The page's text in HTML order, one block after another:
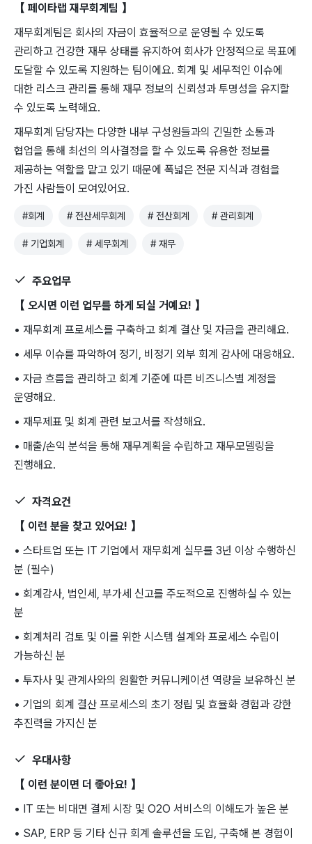
【 페이타랩 재무회계팀 】
재무회계팀은 회사의 자금이 효율적으로 운영될 수 있도록
관리하고 건강한 재무 상태를 유지하여 회사가 안정적으로 목표에
도달할 수 있도록 지원하는 팀이에요. 회계 및 세무적인 이슈에
대한 리스크 관리를 통해 재무 정보의 신뢰성과 투명성을 유지할
수 있도록 노력해요.
재무회계 담당자는 다양한 내부 구성원들과의 긴밀한 소통과
협업을 통해 최선의 의사결정을 할 수 있도록 유용한 정보를
제공하는 역할을 맡고 있기 때문에 폭넓은 전문 지식과 경험을
가진 사람들이 모여있어요.
#회계 #전산세무회계 #전산회계 #관리회계
#기업회계 #세무회계 #재무
주요업무
【 오시면 이런 업무를 하게 되실 거예요! 】
• 재무회계 프로세스를 구축하고 회계 결산 및 자금을 관리해요.
• 세무 이슈를 파악하여 정기, 비정기 외부 회계 감사에 대응해요.
• 자금 흐름을 관리하고 회계 기준에 따른 비즈니스별 계정을
운영해요.
• 재무제표 및 회계 관련 보고서를 작성해요.
• 매출/손익 분석을 통해 재무계획을 수립하고 재무모델링을
진행해요.
자격요건
【 이런 분을 찾고 있어요! 】
• 스타트업 또는 IT 기업에서 재무회계 실무를 3년 이상 수행하신
분 (필수)
• 회계감사, 법인세, 부가세 신고를 주도적으로 진행하실 수 있는
분
• 회계처리 검토 및 이를 위한 시스템 설계와 프로세스 수립이
가능하신 분
• 투자사 및 관계사와의 원활한 커뮤니케이션 역량을 보유하신 분
• 기업의 회계 결산 프로세스의 초기 정립 및 효율화 경험과 강한
추진력을 가지신 분
우대사항
【 이런 분이면 더 좋아요! 】
• IT 또는 비대면 결제 시장 및 O2O 서비스의 이해도가 높은 분
• SAP, ERP 등 기타 신규 회계 솔루션을 도입, 구축해 본 경험이